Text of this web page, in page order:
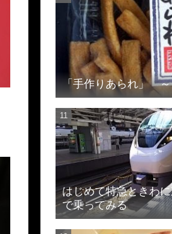
「手作りあられ」
はじめて特急ときわ
で乗ってみる